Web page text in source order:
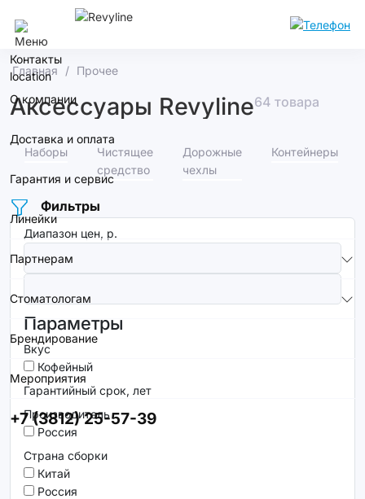
Контакты
О компании
Доставка и оплата
Гарантия и сервис
Линейки
Партнерам
Стоматологам
Брендирование
Мероприятия
+7 (3812) 25-57-39
Главная Прочее
Аксессуары Revyline64 товара
Наборы
Чистящее
средство
Дорожные
чехлы
Контейнеры
Фильтры
Диапазон цен, р.
Параметры
Вкус
Кофейный
Гарантийный срок, лет
Производитель
Россия
Страна сборки
Китай
Россия